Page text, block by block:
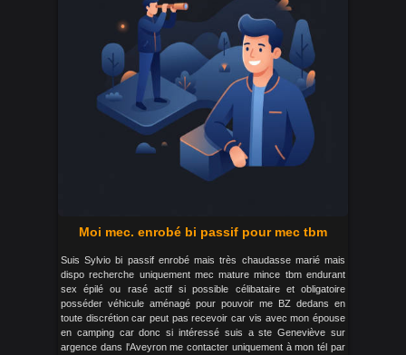
Moi mec. enrobé bi passif pour mec tbm
Suis Sylvio bi passif enrobé mais très chaudasse marié mais
dispo recherche uniquement mec mature mince tbm endurant
sex épilé ou rasé actif si possible célibataire et obligatoire
posséder véhicule aménagé pour pouvoir me BZ dedans en
toute discrétion car peut pas recevoir car vis avec mon épouse
en camping car donc si intéressé suis a ste Geneviève sur
argence dans l'Aveyron me contacter uniquement à mon tél par